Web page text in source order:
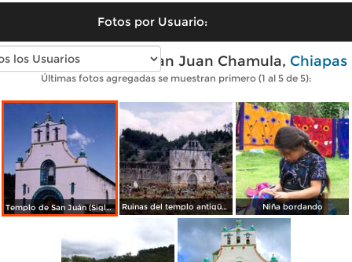
Fotos por Usuario:
Fotos modernas de San Juan Chamula, Chiapas
Últimas fotos agregadas se muestran primero (1 al 5 de 5):
Templo de San Juán (Siglo XVI). San Juán Chamula. 2002 Ruinas del templo antigüo y cementerio de San Juán Chamula, Chiapas Niña bordando